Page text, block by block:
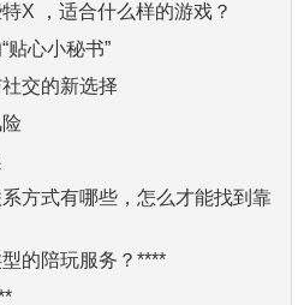
X ，适合什么样的游戏？
贴心小秘书”
交的新选择
方式有哪些，怎么才能找到靠
的陪玩服务？****